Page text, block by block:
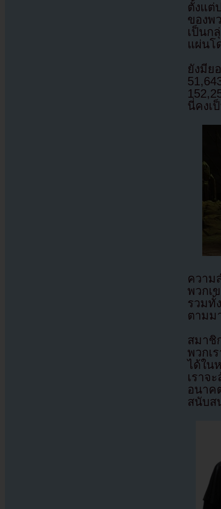
ตั้งแต่
ของพ
เป็นก
แผ่นโ
ยังมีย
นี่คงเ
ความ
พวกเ
รวมทั้
ตามม
สมาชิ
พวกเ
ได้ใน
เราจ
อนา
สนับส